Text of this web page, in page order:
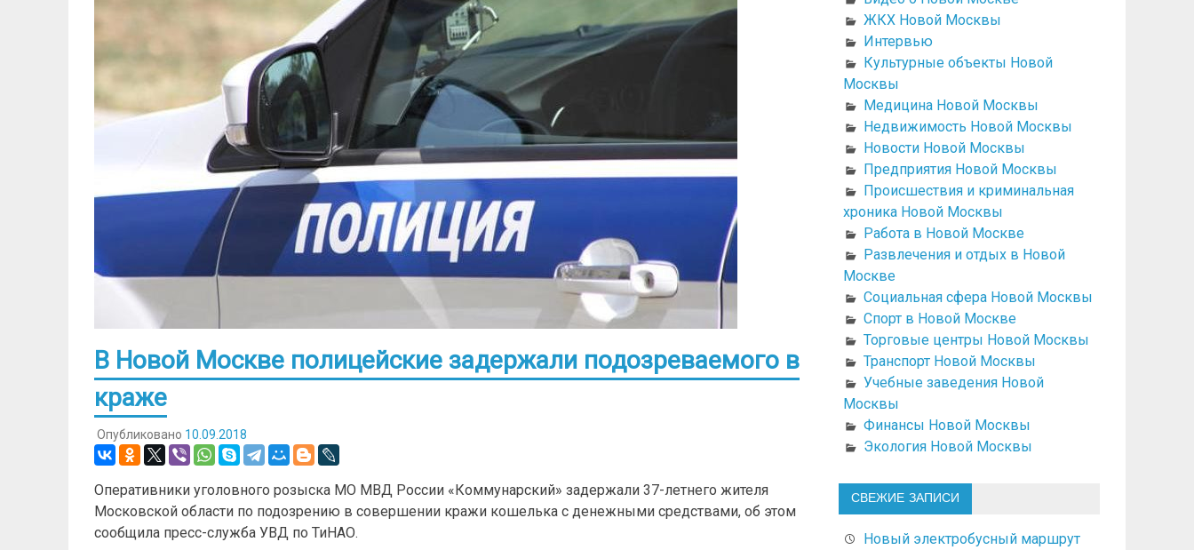
В Новой Москве полицейские задержали подозреваемого в
краже
Опубликовано 10.09.2018
Оперативники уголовного розыска МО МВД России «Коммунарский» задержали 37-летнего жителя
Московской области по подозрению в совершении кражи кошелька с денежными средствами, об этом
сообщила пресс-служба УВД по ТиНАО.
ЖКХ Новой Москвы
Интервью
Культурные объекты Новой
Москвы
Медицина Новой Москвы
Недвижимость Новой Москвы
Новости Новой Москвы
Предприятия Новой Москвы
Происшествия и криминальная
хроника Новой Москвы
Работа в Новой Москве
Развлечения и отдых в Новой
Москве
Социальная сфера Новой Москвы
Спорт в Новой Москве
Торговые центры Новой Москвы
Транспорт Новой Москвы
Учебные заведения Новой
Москвы
Финансы Новой Москвы
Экология Новой Москвы
СВЕЖИЕ ЗАПИСИ
Новый электробусный маршрут